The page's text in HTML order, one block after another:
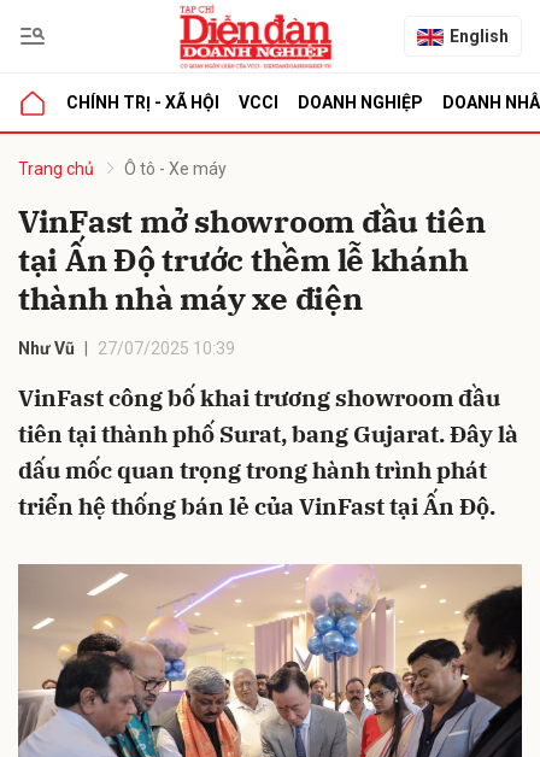
English
CHÍNH TRỊ - XÃ HỘI VCCI DOANH NGHIỆP DOANH
Trang chủ Ô tô - Xe máy
VinFast mở showroom đầu tiên
tại Ấn Độ trước thềm lễ khánh
thành nhà máy xe điện
Như Vũ 27/07/2025 10:39
VinFast công bố khai trương showroom đầu
tiên tại thành phố Surat, bang Gujarat. Đây là
dấu mốc quan trọng trong hành trình phát
triển hệ thống bán lẻ của VinFast tại Ấn Độ.
luận
Hủy